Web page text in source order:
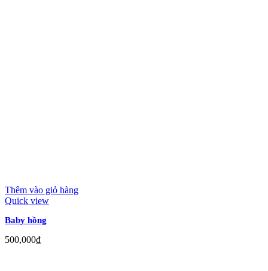
Thêm vào giỏ hàng
Quick view
Baby hồng
500,000₫